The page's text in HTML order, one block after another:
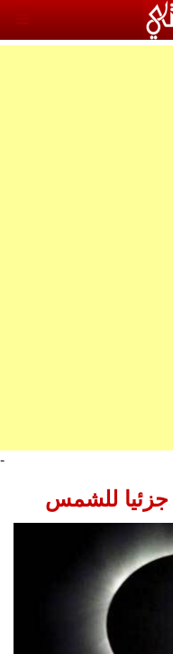
-
جزئيا للشمس